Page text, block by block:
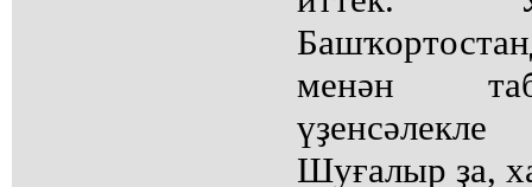
менән
Шуғалыр ҙа,